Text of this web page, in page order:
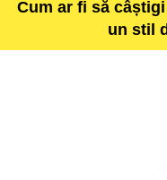
Cum ar fi să
un stil